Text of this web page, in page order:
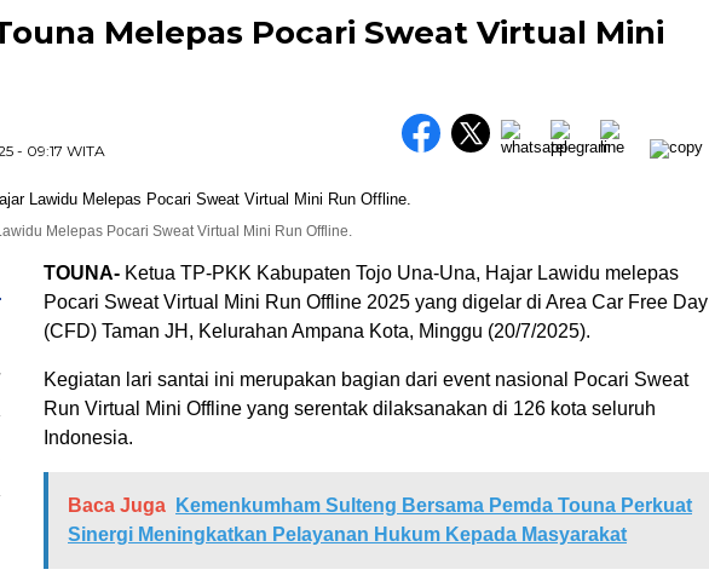
Melepas Pocari Sweat Virtual Mini
- 09:17 WITA
Melepas Pocari Sweat Virtual Mini Run Offline.
TOUNA- Ketua TP-PKK Kabupaten Tojo Una-Una, Hajar Lawidu melepas
Pocari Sweat Virtual Mini Run Offline 2025 yang digelar di Area Car Free Day
(CFD) Taman JH, Kelurahan Ampana Kota, Minggu (20/7/2025).
Kegiatan lari santai ini merupakan bagian dari event nasional Pocari Sweat
Run Virtual Mini Offline yang serentak dilaksanakan di 126 kota seluruh
Indonesia.
Baca Juga
Kemenkumham Sulteng Bersama Pemda Touna Perkuat
Sinergi Meningkatkan Pelayanan Hukum Kepada Masyarakat